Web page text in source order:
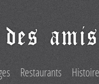
Restaurants